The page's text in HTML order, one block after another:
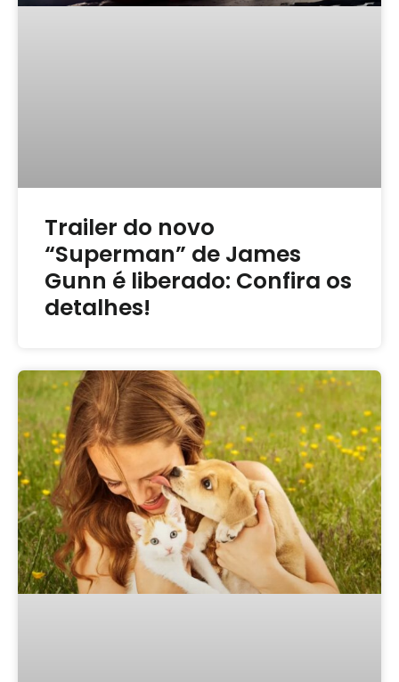
Trailer do novo
“Superman” de James
Gunn é liberado: Confira os
detalhes!